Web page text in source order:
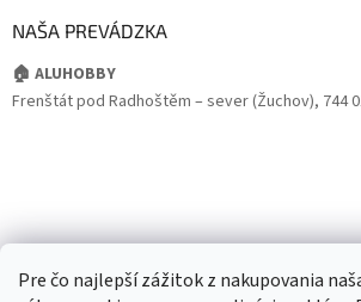
Pre čo najlepší zážitok z nakupovania
NAŠA PREVÁDZKA
🏠 ALUHOBBY
Frenštát pod Radhoštěm – sever (Žuchov), 744